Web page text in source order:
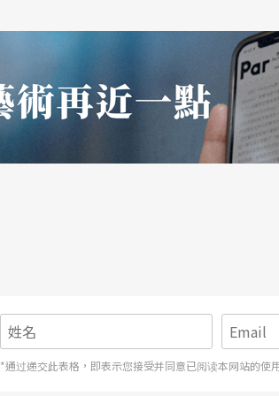
*通过递交此表格，即表示您接受并同意已阅读本网站的使